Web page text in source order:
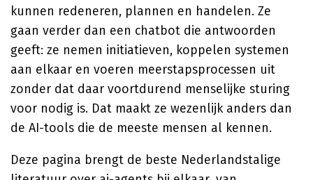
kunnen redeneren, plannen en handelen. Ze
gaan verder dan een chatbot die antwoorden
geeft: ze nemen initiatieven, koppelen systemen
aan elkaar en voeren meerstapsprocessen uit
zonder dat daar voortdurend menselijke sturing
voor nodig is. Dat maakt ze wezenlijk anders dan
de AI-tools die de meeste mensen al kennen.
Deze pagina brengt de beste Nederlandstalige